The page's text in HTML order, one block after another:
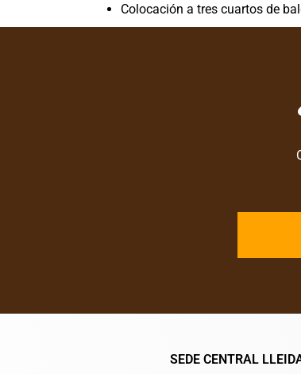
Colocación a tres cuartos de
SEDE CENTRAL